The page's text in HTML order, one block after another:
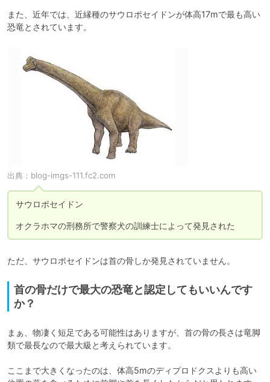
また、近年では、近縁種のサウロポセイドンが体高17mで最も高い
恐竜とされています。
出典： blog-imgs-111.fc2.com
サウロポセイドン
オクラホマの刑務所で警察犬の訓練士によって発見された
ただ、サウロポセイドンは首の骨しか発見されていません。
首の骨だけで最大の恐竜と認定してもいいんです
か？
まぁ、物凄く短足である可能性はありますが、首の骨の長さは竜脚
類で最長なので最大級と考えられています。
ここまで大きくなったのは、体高5mのディプロドクスよりも高い